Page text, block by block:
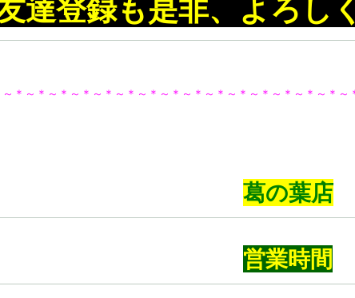
達登録も是非、よろし
～＊～＊～＊～＊～＊～＊～＊～＊～＊～＊～＊～＊～＊～＊～＊
葛の葉店
営業時間